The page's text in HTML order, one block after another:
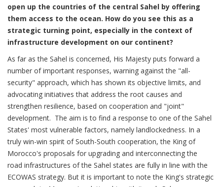
open up the countries of the central Sahel by offering
them access to the ocean. How do you see this as a
strategic turning point, especially in the context of
infrastructure development on our continent?
As far as the Sahel is concerned, His Majesty puts forward a
number of important responses, warning against the "all-
security" approach, which has shown its objective limits, and
advocating initiatives that address the root causes and
strengthen resilience, based on cooperation and "joint"
development. The aim is to find a response to one of the Sahel
States' most vulnerable factors, namely landlockedness. In a
truly win-win spirit of South-South cooperation, the King of
Morocco's proposals for upgrading and interconnecting the
road infrastructures of the Sahel states are fully in line with the
ECOWAS strategy. But it is important to note the King's strategic